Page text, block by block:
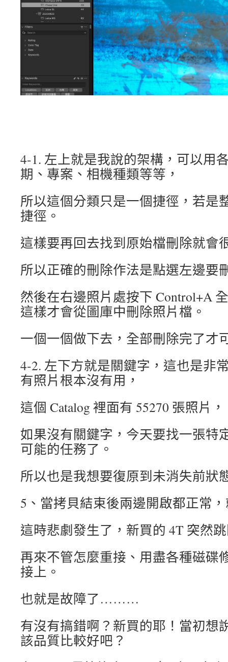
4-1. 左上就是我說的架構，可以用
期、專案、相機種類等等，
所以這個分類只是一個捷徑，若是
捷徑。
這樣要再回去找到原始檔刪除就會
所以正確的刪除作法是點選左邊要
然後在右邊照片處按下 Control+A
這樣才會從圖庫中刪除照片檔。
一個一個做下去，全部刪除完了才
4-2. 左下方就是關鍵字，這也是非
有照片根本沒有用，
這個 Catalog 裡面有 55270 張照片，
如果沒有關鍵字，今天要找一張特
可能的任務了。
所以也是我想要復原到未消失前狀
5、當拷貝結束後兩邊開啟都正常
這時悲劇發生了，新買的 4T 突然
再來不管怎麼重接、用盡各種磁碟
接上。
也就是故障了………
有沒有搞錯啊？新買的耶！當初想
該品質比較好吧？